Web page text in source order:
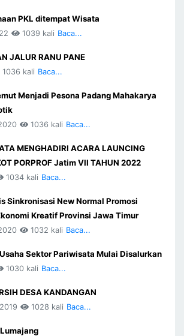
PKL ditempat Wisata
1039 kali Baca...
JALUR RANU PANE
1036 kali Baca...
Menjadi Pesona Padang Mahakarya
1036 kali Baca...
MENGHADIRI ACARA LAUNCING
PORPROF Jatim VII TAHUN 2022
1034 kali Baca...
Sinkronisasi New Normal Promosi
Kreatif Provinsi Jawa Timur
1032 kali Baca...
Sektor Pariwisata Mulai Disalurkan
1030 kali Baca...
DESA KANDANGAN
1028 kali Baca...